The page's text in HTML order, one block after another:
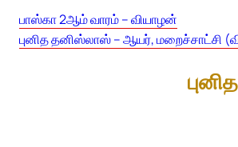
பாஸ்கா 2ஆம் வாரம் – வியாழன்
புனித தனிஸ்லாஸ் – ஆயர், மறைச்சாட்சி